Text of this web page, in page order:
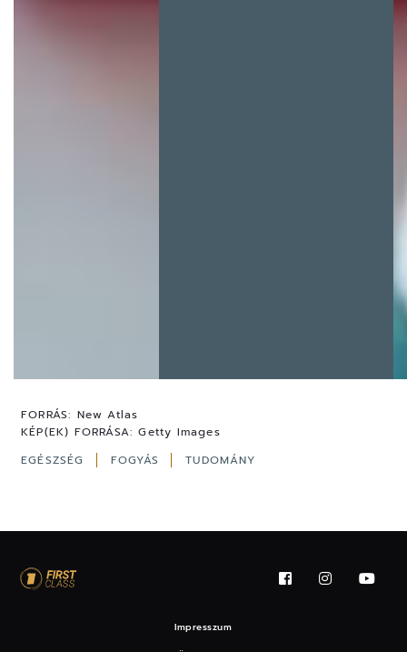
FORRÁS: New Atlas
KÉP(EK) FORRÁSA: Getty Images
EGÉSZSÉG
FOGYÁS TUDOMÁNY
Impresszum